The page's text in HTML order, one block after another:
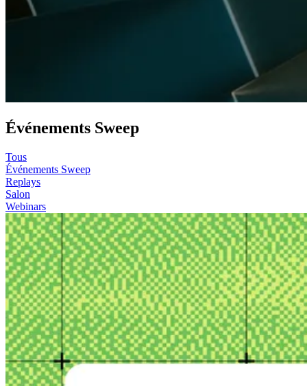
Événements Sweep
Tous
Événements Sweep
Replays
Salon
Webinars